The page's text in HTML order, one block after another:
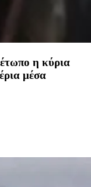
η κύρια
μέσα